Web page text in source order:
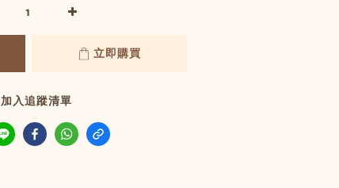
立即購買
加入追蹤清單